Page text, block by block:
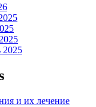
2025
и их лечение